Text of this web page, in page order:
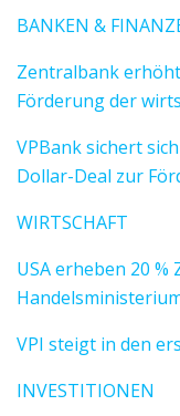
BANKEN &
Zentralbank
Förderung der
VPBank sichert
Dollar-Deal zur
WIRTSCHAFT
USA erheben 20 %
VPI steigt in den
INVESTITIONEN